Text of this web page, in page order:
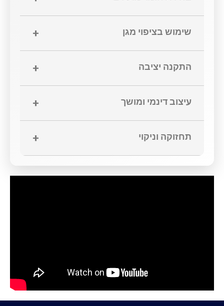
שימוש בציפוי מגן +
התקנה יציבה +
עיצוב דינמי ומושך +
תחזוקה וניקוי +